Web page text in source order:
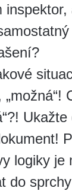
inspektor,
„možná“!
logiky je
do